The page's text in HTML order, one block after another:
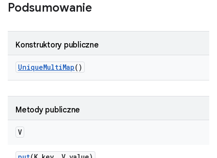
Podsumowanie
Konstruktory publiczne
UniqueMultiMap()
Metody publiczne
V